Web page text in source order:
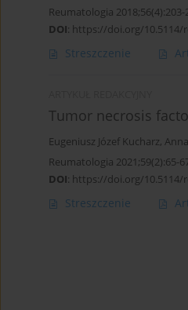
Reumatologia 2018;56(4):203-
DOI: https://doi.org/10.5114/
Streszczenie
Tumor necrosis
Eugeniusz Józef Kucharz,
Reumatologia 2021;59(2):65-
DOI: https://doi.org/10.5114/
Streszczenie